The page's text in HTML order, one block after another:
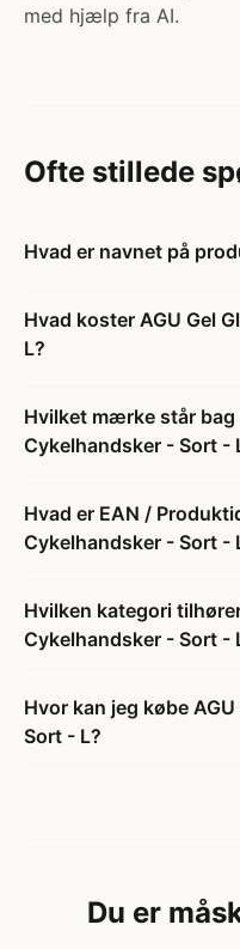
med hjælp fra AI.
Ofte stillede
Hvad er navnet på
Hvad koster AGU Gel
L?
Hvilket mærke står bag
Cykelhandsker - Sort -
Hvad er EAN /
Cykelhandsker - Sort -
Hvilken kategori
Cykelhandsker - Sort -
Hvor kan jeg købe
Sort - L?
Du er